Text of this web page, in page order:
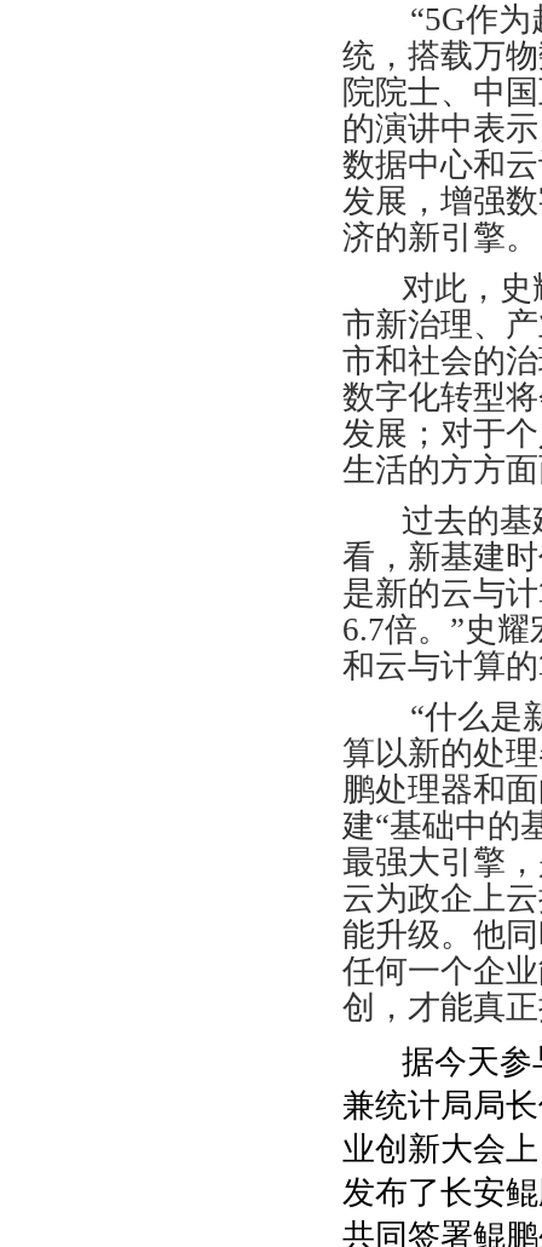
“5G作为超
统，搭载万
院院士、中
的演讲中表
数据中心和
发展，增强
济的新引擎。
对此，史
市新治理、
市和社会的
数字化转型
发展；对于
生活的方方
过去的基
看，新基建
是新的云与
6.7倍。”史
和云与计算
“什么是新
算以新的处
鹏处理器和
建“基础中的
最强大引擎
云为政企上
能升级。他
任何一个企
创，才能真
据今天参
兼统计局局
业创新大会
发布了长安
共同签署鲲